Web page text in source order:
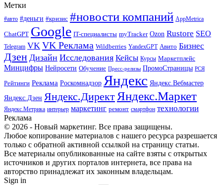
Метки
#авто #деньги #кризис #новости компаний AppMetrica
ChatGPT Google IT-специалисты myTracker Ozon Rustore SEO
Telegram VK VK Реклама Wildberries YandexGPT Авито Бизнес
Дзен Дизайн Исследования Кейсы Курсы Маркетплейс
Минцифры Нейросети Обучение Пресс-релизы ПромоСтраницы РСЯ
Рейтинги Реклама Роскомнадзор Яндекс Яндекс.Вебмастер
Яндекс.Дзен Яндекс.ДиректЯндекс.Маркет
Яндекс.Метрика интерьер маркетинг ремонт смартфон технологии
Реклама
© 2026 - Новый маркетинг. Все права защищены.
Любое копирование материалов с нашего ресурса разрешается
только с обратной активной ссылкой на страницу статьи.
Все материалы опубликованные на сайте взяты с открытых
источников и других порталов интернета, все права на
авторство принадлежат их законным владельцам.
Sign in